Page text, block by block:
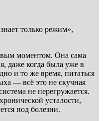
только режим»,
моментом. Она сама
даже когда была уже в
и то же время, питаться
— всё это не скучная
не перегружается.
усталости,
под болезни.